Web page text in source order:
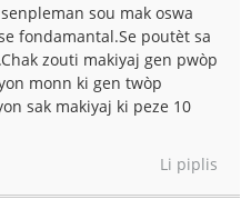
sou mak oswa
fondamantal.Se poutèt sa
zouti makiyaj gen pwòp
monn ki gen twòp
sak makiyaj ki peze 10
Li piplis